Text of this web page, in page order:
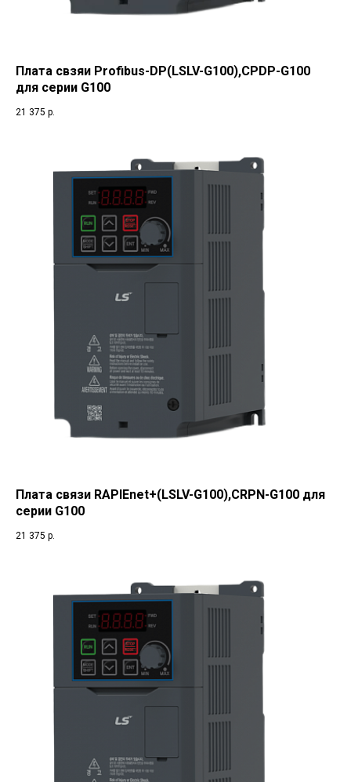
Плата свзяи Profibus-DP(LSLV-G100),CPDP-G100
для серии G100
21 375 р.
Плата связи RAPIEnet+(LSLV-G100),CRPN-G100 для
серии G100
21 375 р.